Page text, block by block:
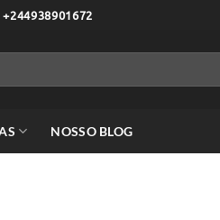
+244938901672
NOSSO BLOG